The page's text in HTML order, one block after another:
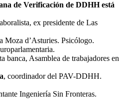
de Verificación de DDHH está
ex presidente de Las
Moza d’Asturies. Psicólogo.
banca, Asamblea de trabajadores en
, coordinador del PAV-DDHH.
Ingeniería Sin Fronteras.